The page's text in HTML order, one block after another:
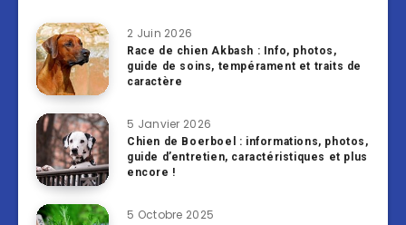
2 Juin 2026
Race de chien Akbash : Info, photos,
guide de soins, tempérament et traits de
caractère
5 Janvier 2026
Chien de Boerboel : informations, photos,
guide d’entretien, caractéristiques et plus
encore !
5 Octobre 2025